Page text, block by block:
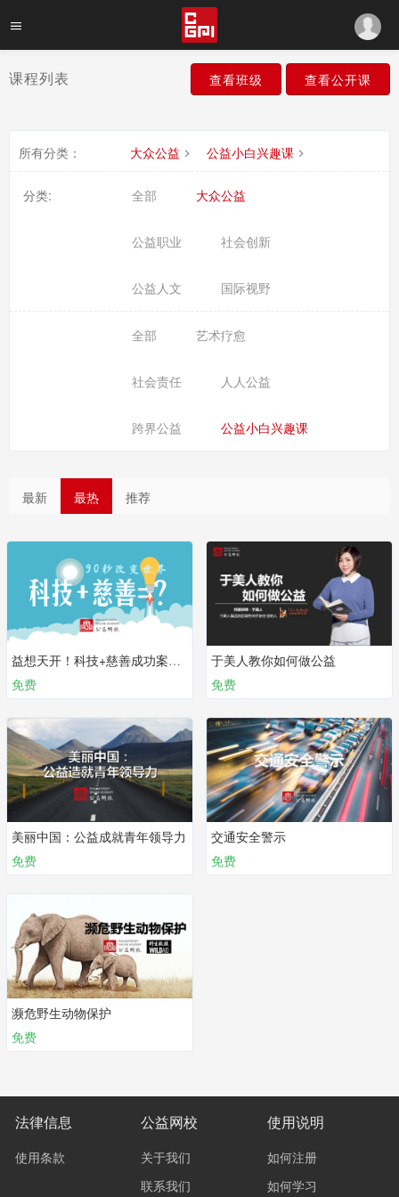
课程列表 查看班级 查看公开课
所有分类： 大众公益 公益小白兴趣课
分类: 全部 大众公益
公益职业 社会创新
公益人文 国际视野
全部 艺术疗愈
社会责任 人人公益
跨界公益 公益小白兴趣课
最新 最热 推荐
益想天开！科技+慈善成功案例集
免费
于美人教你如何做公益
免费
美丽中国：公益成就青年领导力
免费
交通安全警示
免费
濒危野生动物保护
免费
法律信息
使用条款
公益网校
关于我们
联系我们
使用说明
如何注册
如何学习